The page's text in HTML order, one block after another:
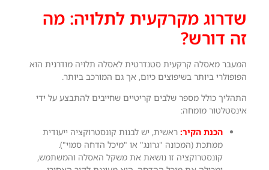
שדרוג מקרקעית לתלויה: מה
זה דורש?
המעבר מאסלה קרקעית סטנדרטית לאסלה תלויה מודרנית הוא
הפופולרי ביותר בשיפוצים כיום, אך גם המורכב ביותר.
התהליך כולל מספר שלבים קריטיים שחייבים להתבצע על ידי
אינסטלטור מומחה:
הכנת הקיר:ראשית, יש לבנות קונסטרוקציה ייעודית
ממתכת (המכונה "גרונג" או "מיכל הדחה סמוי").
קונסטרוקציה זו נושאת את משקל האסלה והמשתמש,